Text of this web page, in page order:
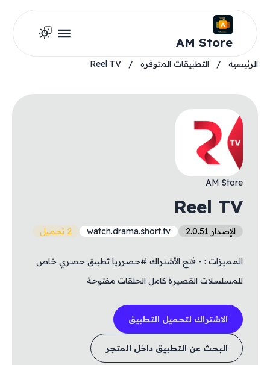
AM Store
الرئيسية / التطبيقات المتوفرة /
Reel TV
AM Store
Reel TV
الإصدار 2.0.51 watch.drama.short.tv 2 تحميل
المميزات : - فتح الأشتراك #حصرريا تطبيق حصري خاص
للمسلسلات القصيرة كامل الحلقات مفتوحة
الاشتراك لتحميل التطبيق
البحث عن التطبيق داخل المتجر